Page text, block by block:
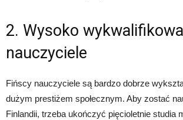
2. Wysoko
nauczyciele
Fińscy nauczyciele są bardzo dobrze
dużym prestiżem społecznym. Aby zostać
Finlandii, trzeba ukończyć pięcioletnie studia